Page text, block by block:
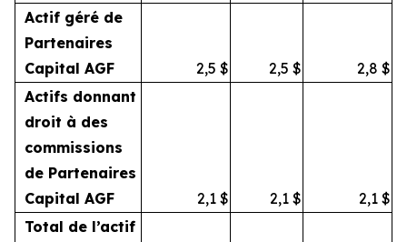
Actif géré de
Partenaires
Capital AGF
2,5 $ 2,5 $ 2,8 $
Actifs donnant
droit à des
commissions
de Partenaires
Capital AGF
2,1 $ 2,1 $ 2,1 $
Total de l’actif